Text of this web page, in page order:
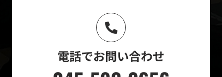
電話でお問い合わせ